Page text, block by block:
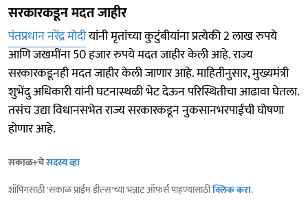
सरकारकडून मदत जाहीर
पंतप्रधान नरेंद्र मोदीयांनी मृतांच्या कुटुंबीयांना प्रत्येकी 2 लाख रुपये
आणि जखमींना 50 हजार रुपये मदत जाहीर केली आहे. राज्य
सरकारकडूनही मदत जाहीर केली जाणार आहे. माहितीनुसार, मुख्यमंत्री
शुभेंदु अधिकारी यांनी घटनास्थळी भेट देऊन परिस्थितीचा आढावा घेतला.
तसंच उद्या विधानसभेत राज्य सरकारकडून नुकसानभरपाईची घोषणा
होणार आहे.
सकाळ+चेसदस्य व्हा
शॉपिंगसाठी 'सकाळ प्राईम डील्स'च्या भन्नाट ऑफर्स पाहण्यासाठीक्लिक करा.